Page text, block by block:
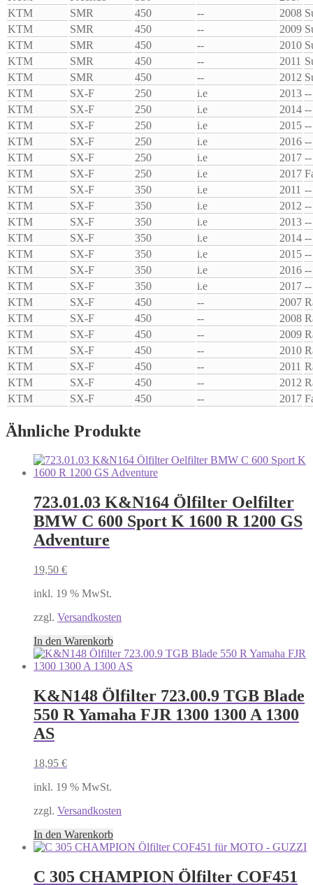
KTM
SMR 450 -- 2008
KTM
SMR 450 -- 2009
KTM
SMR 450 -- 2010
KTM
SMR 450 -- 2011
KTM
SMR 450 -- 2012
KTM
SX-F 250 i.e 2013 --
KTM
SX-F 250 i.e 2014 --
KTM
SX-F 250 i.e 2015 --
KTM
SX-F 250 i.e 2016 --
KTM
SX-F 250 i.e 2017 --
KTM
SX-F 250 i.e 2017
KTM
SX-F 350 i.e 2011 --
KTM
SX-F 350 i.e 2012 --
KTM
SX-F 350 i.e 2013 --
KTM
SX-F 350 i.e 2014 --
KTM
SX-F 350 i.e 2015 --
KTM
SX-F 350 i.e 2016 --
KTM
SX-F 350 i.e 2017 --
KTM
SX-F 450 -- 2007
KTM
SX-F 450 -- 2008
KTM
SX-F 450 -- 2009
KTM
SX-F 450 -- 2010
KTM
SX-F 450 -- 2011
KTM
SX-F 450 -- 2012
KTM
SX-F 450 -- 2017
Ähnliche Produkte
723.01.03 K&N164 Ölfilter Oelfilter
BMW C 600 Sport K 1600 R 1200 GS
Adventure
19,50 €
inkl. 19 % MwSt.
zzgl. Versandkosten
In den Warenkorb
K&N148 Ölfilter 723.00.9 TGB Blade
550 R Yamaha FJR 1300 1300 A 1300
AS
18,95 €
inkl. 19 % MwSt.
zzgl. Versandkosten
In den Warenkorb
C 305 CHAMPION Ölfilter COF451